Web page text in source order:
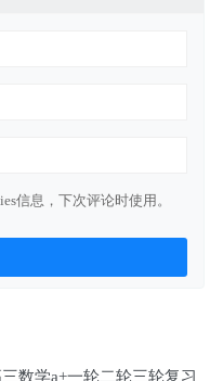
信息，下次评论时使用。
数学a+一轮二轮三轮复习